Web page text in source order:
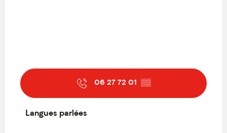
06 27 72 01 ▒▒
Langues parlées
Langues parlées